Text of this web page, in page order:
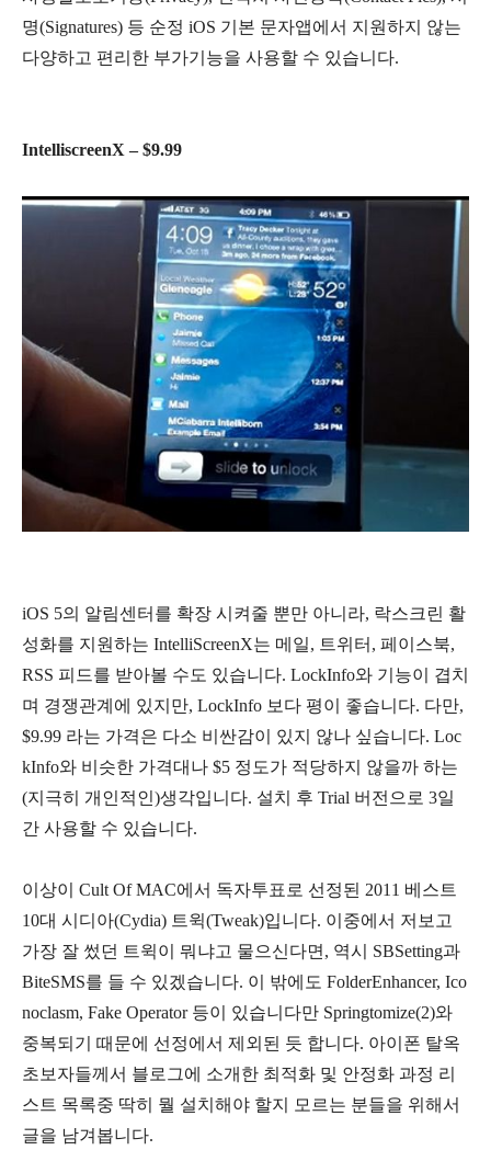
명(Signatures) 등 순정 iOS 기본 문자앱에서 지원하지 않는
다양하고 편리한 부가기능을 사용할 수 있습니다.
IntelliscreenX – $9.99
iOS 5의 알림센터를 확장 시켜줄 뿐만 아니라, 락스크린 활
성화를 지원하는 IntelliScreenX는 메일, 트위터, 페이스북,
RSS 피드를 받아볼 수도 있습니다. LockInfo와 기능이 겹치
며 경쟁관계에 있지만, LockInfo 보다 평이 좋습니다. 다만,
$9.99 라는 가격은 다소 비싼감이 있지 않나 싶습니다. Loc
kInfo와 비슷한 가격대나 $5 정도가 적당하지 않을까 하는
(지극히 개인적인)생각입니다. 설치 후 Trial 버전으로 3일
간 사용할 수 있습니다.
이상이 Cult Of MAC에서 독자투표로 선정된 2011 베스트
10대 시디아(Cydia) 트윅(Tweak)입니다. 이중에서 저보고
가장 잘 썼던 트윅이 뭐냐고 물으신다면, 역시 SBSetting과
BiteSMS를 들 수 있겠습니다. 이 밖에도 FolderEnhancer, Ico
noclasm, Fake Operator 등이 있습니다만 Springtomize(2)와
중복되기 때문에 선정에서 제외된 듯 합니다. 아이폰 탈옥
초보자들께서 블로그에 소개한 최적화 및 안정화 과정 리
스트 목록중 딱히 뭘 설치해야 할지 모르는 분들을 위해서
글을 남겨봅니다.